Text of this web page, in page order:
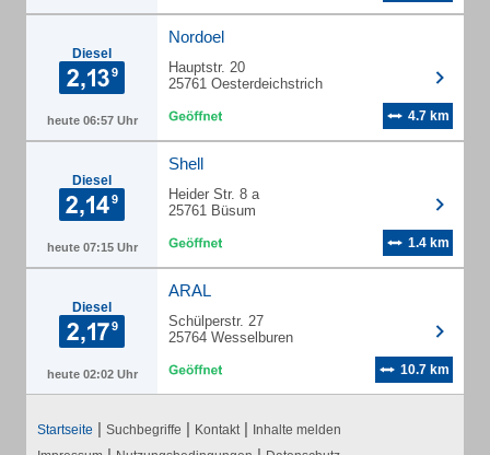
Diesel
heute 06:57 Uhr
Nordoel
Hauptstr. 20
25761 Oesterdeichstrich
4.7 km
Diesel
heute 07:15 Uhr
Shell
Heider Str. 8 a
25761 Büsum
1.4 km
Diesel
heute 02:02 Uhr
ARAL
Schülperstr. 27
25764 Wesselburen
10.7 km
Startseite | Suchbegriffe | Kontakt | Inhalte melden